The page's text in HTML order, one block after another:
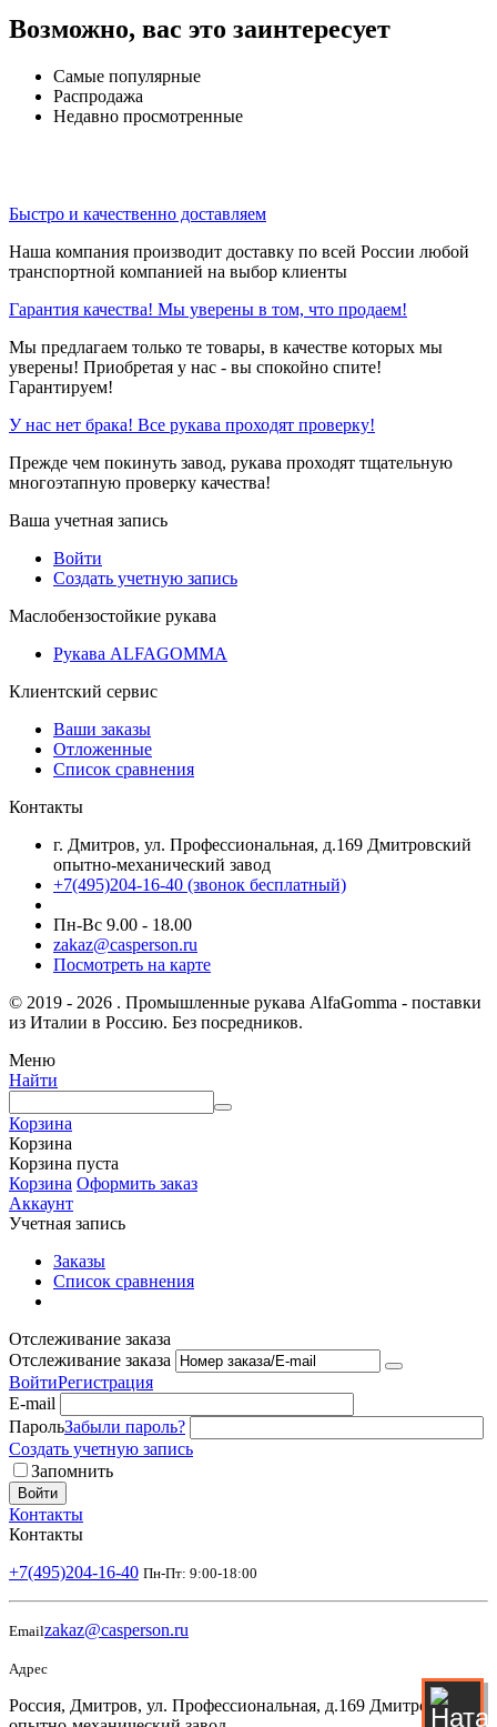
Возможно, вас это заинтересует
Самые популярные
Распродажа
Недавно просмотренные
Быстро и качественно доставляем
Наша компания производит доставку по всей России любой
транспортной компанией на выбор клиенты
Гарантия качества! Мы уверены в том, что продаем!
Мы предлагаем только те товары, в качестве которых мы
уверены! Приобретая у нас - вы спокойно спите!
Гарантируем!
У нас нет брака! Все рукава проходят проверку!
Прежде чем покинуть завод, рукава проходят тщательную
многоэтапную проверку качества!
Ваша учетная запись
Войти
Создать учетную запись
Маслобензостойкие рукава
Рукава ALFAGOMMA
Клиентский сервис
Ваши заказы
Отложенные
Список сравнения
Контакты
г. Дмитров, ул. Профессиональная, д.169 Дмитровский
опытно-механический завод
+7(495)204-16-40 (звонок бесплатный)
Пн-Вс 9.00 - 18.00
zakaz@casperson.ru
Посмотреть на карте
© 2019 - 2026 . Промышленные рукава AlfaGomma - поставки
из Италии в Россию. Без посредников.
Меню
Найти
Корзина
Корзина
Корзина пуста
Корзина Оформить заказ
Аккаунт
Учетная запись
Заказы
Список сравнения
Отслеживание заказа
Отслеживание заказа
ВойтиРегистрация
E-mail
ПарольЗабыли пароль?
Создать учетную запись
Запомнить
Войти
Контакты
Контакты
+7(495)204-16-40 Пн-Пт: 9:00-18:00
Emailzakaz@casperson.ru
Адрес
Россия, Дмитров, ул. Профессиональная, д.169 Дмитровский